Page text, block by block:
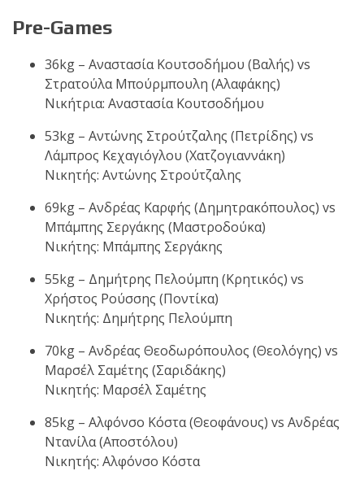
Pre-Games
36kg – Αναστασία Κουτσοδήμου (Βαλής) vs
Στρατούλα Μπούρμπουλη (Αλαφάκης)
Νικήτρια: Αναστασία Κουτσοδήμου
53kg – Αντώνης Στρούτζαλης (Πετρίδης) vs
Λάμπρος Κεχαγιόγλου (Χατζογιαννάκη)
Νικητής: Αντώνης Στρούτζαλης
69kg – Ανδρέας Καρφής (Δημητρακόπουλος) vs
Μπάμπης Σεργάκης (Μαστροδούκα)
Νικήτης: Μπάμπης Σεργάκης
55kg – Δημήτρης Πελούμπη (Κρητικός) vs
Χρήστος Ρούσσης (Ποντίκα)
Νικητής: Δημήτρης Πελούμπη
70kg – Ανδρέας Θεοδωρόπουλος (Θεολόγης) vs
Μαρσέλ Σαμέτης (Σαριδάκης)
Νικητής: Μαρσέλ Σαμέτης
85kg – Αλφόνσο Κόστα (Θεοφάνους) vs Ανδρέας
Ντανίλα (Αποστόλου)
Νικητής: Αλφόνσο Κόστα